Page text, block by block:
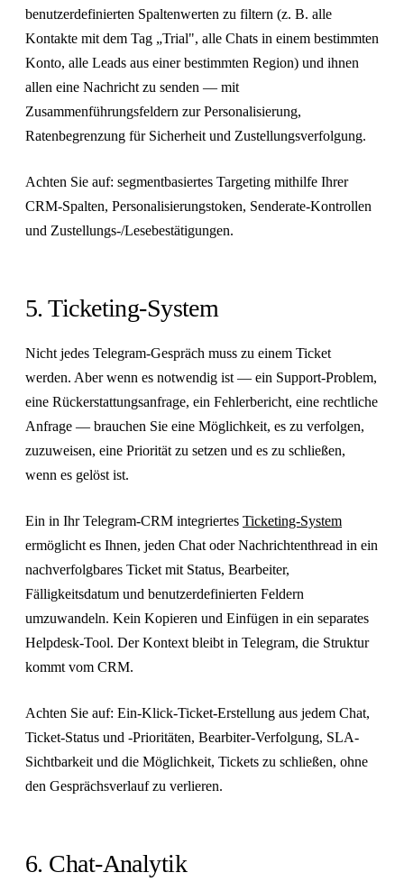
benutzerdefinierten Spaltenwerten zu filtern (z. B. alle
Kontakte mit dem Tag „Trial", alle Chats in einem bestimmten
Konto, alle Leads aus einer bestimmten Region) und ihnen
allen eine Nachricht zu senden — mit
Zusammenführungsfeldern zur Personalisierung,
Ratenbegrenzung für Sicherheit und Zustellungsverfolgung.
Achten Sie auf: segmentbasiertes Targeting mithilfe Ihrer
CRM-Spalten, Personalisierungstoken, Senderate-Kontrollen
und Zustellungs-/Lesebestätigungen.
5. Ticketing-System
Nicht jedes Telegram-Gespräch muss zu einem Ticket
werden. Aber wenn es notwendig ist — ein Support-Problem,
eine Rückerstattungsanfrage, ein Fehlerbericht, eine rechtliche
Anfrage — brauchen Sie eine Möglichkeit, es zu verfolgen,
zuzuweisen, eine Priorität zu setzen und es zu schließen,
wenn es gelöst ist.
Ein in Ihr Telegram-CRM integriertes Ticketing-System
ermöglicht es Ihnen, jeden Chat oder Nachrichtenthread in ein
nachverfolgbares Ticket mit Status, Bearbeiter,
Fälligkeitsdatum und benutzerdefinierten Feldern
umzuwandeln. Kein Kopieren und Einfügen in ein separates
Helpdesk-Tool. Der Kontext bleibt in Telegram, die Struktur
kommt vom CRM.
Achten Sie auf: Ein-Klick-Ticket-Erstellung aus jedem Chat,
Ticket-Status und -Prioritäten, Bearbiter-Verfolgung, SLA-
Sichtbarkeit und die Möglichkeit, Tickets zu schließen, ohne
den Gesprächsverlauf zu verlieren.
6. Chat-Analytik